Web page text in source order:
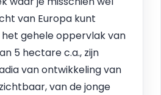
van Europa kunt
gehele oppervlak van
5 hectare c.a., zijn
van ontwikkeling van
van de jonge